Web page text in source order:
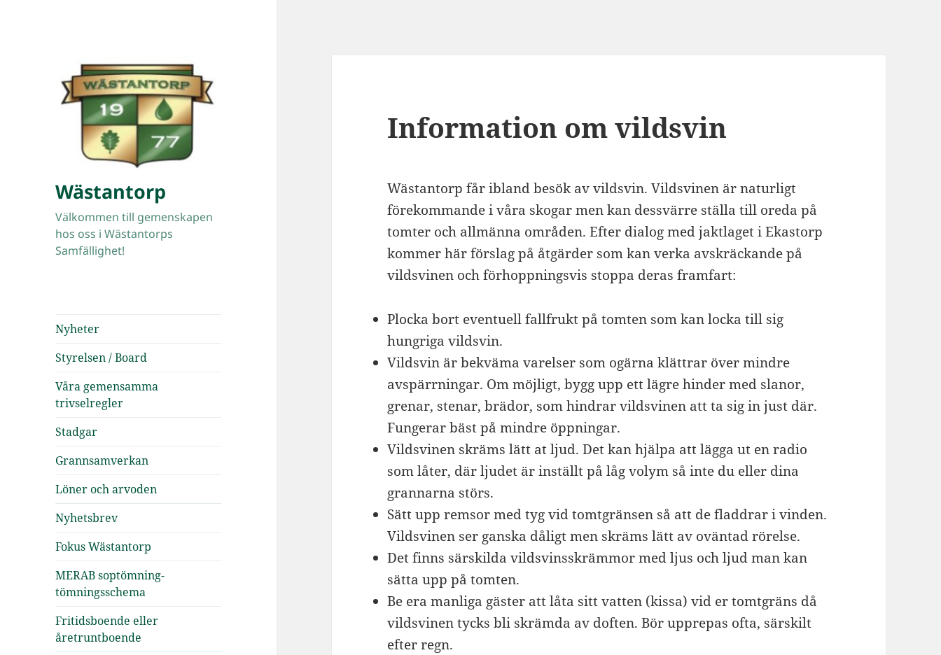
Wästantorp
Välkommen till gemenskapen
hos oss i Wästantorps
Samfällighet!
Nyheter
Styrelsen / Board
Våra gemensamma
trivselregler
Stadgar
Grannsamverkan
Löner och arvoden
Nyhetsbrev
Fokus Wästantorp
MERAB soptömning-
tömningsschema
Fritidsboende eller
åretruntboende
Information om vildsvin
Wästantorp får ibland besök av vildsvin. Vildsvinen är naturligt
förekommande i våra skogar men kan dessvärre ställa till oreda på
tomter och allmänna områden. Efter dialog med jaktlaget i Ekastorp
kommer här förslag på åtgärder som kan verka avskräckande på
vildsvinen och förhoppningsvis stoppa deras framfart:
Plocka bort eventuell fallfrukt på tomten som kan locka till sig
hungriga vildsvin.
Vildsvin är bekväma varelser som ogärna klättrar över mindre
avspärrningar. Om möjligt, bygg upp ett lägre hinder med slanor,
grenar, stenar, brädor, som hindrar vildsvinen att ta sig in just där.
Fungerar bäst på mindre öppningar.
Vildsvinen skräms lätt at ljud. Det kan hjälpa att lägga ut en radio
som låter, där ljudet är inställt på låg volym så inte du eller dina
grannarna störs.
Sätt upp remsor med tyg vid tomtgränsen så att de fladdrar i vinden.
Vildsvinen ser ganska dåligt men skräms lätt av oväntad rörelse.
Det finns särskilda vildsvinsskrämmor med ljus och ljud man kan
sätta upp på tomten.
Be era manliga gäster att låta sitt vatten (kissa) vid er tomtgräns då
vildsvinen tycks bli skrämda av doften. Bör upprepas ofta, särskilt
efter regn.